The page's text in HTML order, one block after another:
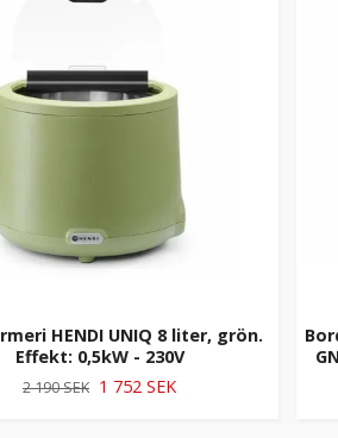
HENDI UNIQ 8 liter, grön.
Effekt: 0,5kW - 230V
2 190 SEK 1 752 SEK